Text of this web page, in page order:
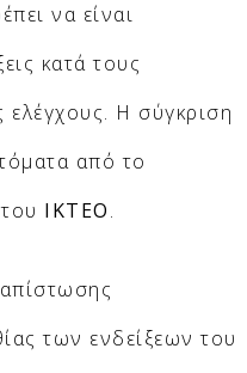
να είναι
κατά τους
ελέγχους. Η σύγκριση
από το
ΙΚΤΕΟ.
των ενδείξεων του